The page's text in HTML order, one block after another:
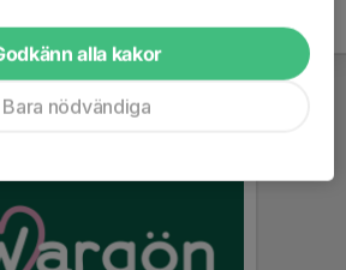
alla kakor
Bara nödvändiga